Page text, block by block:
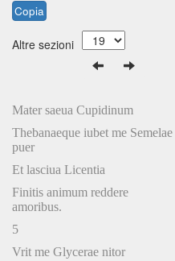
Copia
Altre sezioni
Mater saeua Cupidinum
Thebanaeque iubet me Semelae
puer
Et lasciua Licentia
Finitis animum reddere
amoribus.
5
Vrit me Glycerae nitor